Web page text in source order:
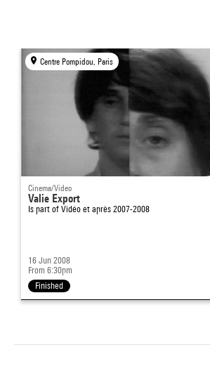
Centre Pompidou, Paris
Cinema/Video
Valie Export
Is part of Vidéo et après 2007-2008
16 Jun 2008
From 6:30pm
Finished